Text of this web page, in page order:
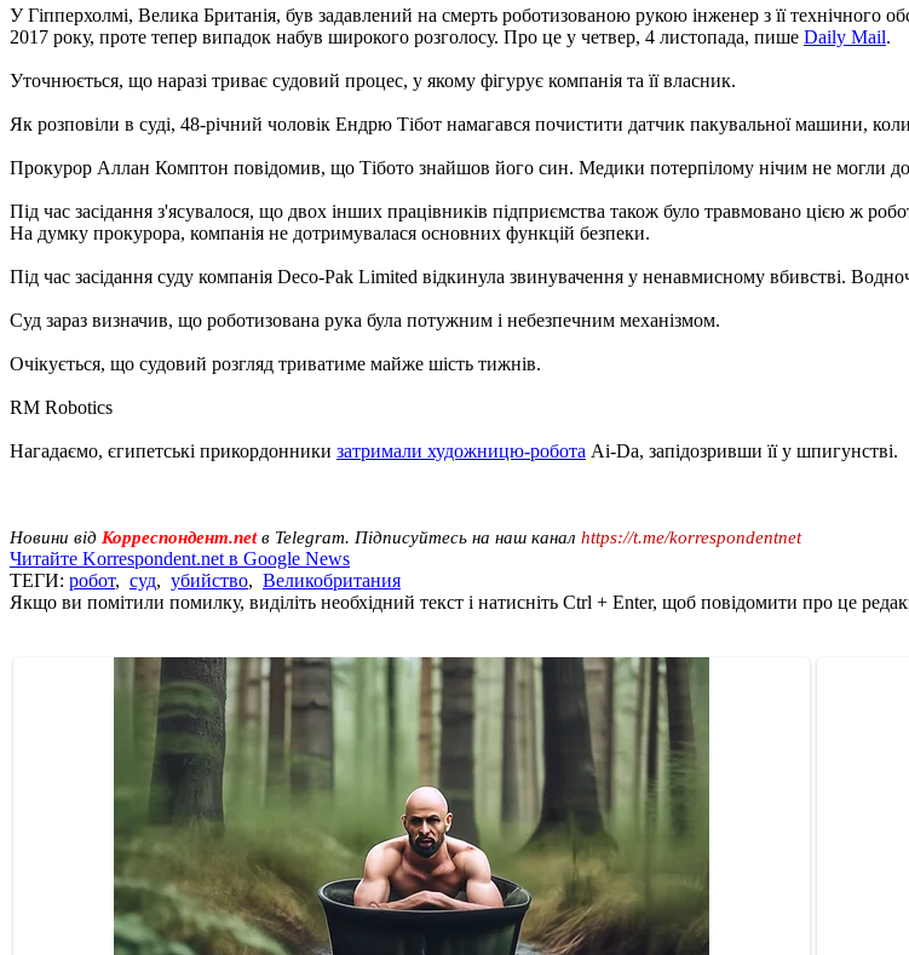
У Гіпперхолмі, Велика Британія, був задавлений на смерть роботизованою рукою інженер з її технічного
2017 року, проте тепер випадок набув широкого розголосу. Про це у четвер, 4 листопада, пише Daily Mail.
Уточнюється, що наразі триває судовий процес, у якому фігурує компанія та її власник.
Як розповіли в суді, 48-річний чоловік Ендрю Тібот намагався почистити датчик пакувальної машини,
Прокурор Аллан Комптон повідомив, що Тібото знайшов його син. Медики потерпілому нічим не могли
Під час засідання з'ясувалося, що двох інших працівників підприємства також було травмовано цією ж
На думку прокурора, компанія не дотримувалася основних функцій безпеки.
Під час засідання суду компанія Deco-Pak Limited відкинула звинувачення у ненавмисному вбивстві.
Суд зараз визначив, що роботизована рука була потужним і небезпечним механізмом.
Очікується, що судовий розгляд триватиме майже шість тижнів.
RM Robotics
Нагадаємо, єгипетські прикордонники затримали художницю-робота Ai-Da, запідозривши її у шпигунстві.
Новини від Корреспондент.netв Telegram. Підписуйтесь на наш канал https://t.me/korrespondentnet
Читайте Korrespondent.net в Google News
ТЕГИ: робот, суд, убийство, Великобритания
Якщо ви помітили помилку, виділіть необхідний текст і натисніть Ctrl + Enter, щоб повідомити про це